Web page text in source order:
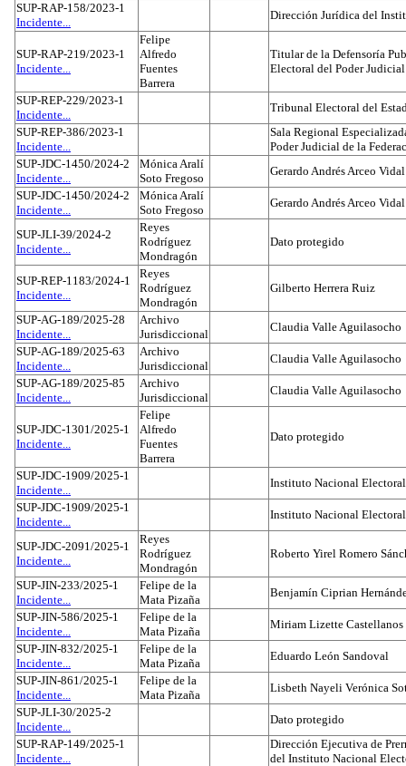
SUP-RAP-158/2023-1
Incidente...
Dirección Jurídica del
SUP-RAP-219/2023-1
Incidente...
Felipe
Alfredo
Fuentes
Barrera
Titular de la Defensoría
Electoral del Poder
SUP-REP-229/2023-1
Incidente...
Tribunal Electoral del
SUP-REP-386/2023-1
Incidente...
Sala Regional
Poder Judicial de la
SUP-JDC-1450/2024-2
Incidente...
Mónica Aralí
Soto Fregoso
Gerardo Andrés Arceo Vidal
SUP-JDC-1450/2024-2
Incidente...
Mónica Aralí
Soto Fregoso
Gerardo Andrés Arceo Vidal
SUP-JLI-39/2024-2
Incidente...
Reyes
Rodríguez
Mondragón
Dato protegido
SUP-REP-1183/2024-1
Incidente...
Reyes
Rodríguez
Mondragón
Gilberto Herrera Ruiz
SUP-AG-189/2025-28
Incidente...
Archivo
Jurisdiccional
Claudia Valle Aguilasocho
SUP-AG-189/2025-63
Incidente...
Archivo
Jurisdiccional
Claudia Valle Aguilasocho
SUP-AG-189/2025-85
Incidente...
Archivo
Jurisdiccional
Claudia Valle Aguilasocho
SUP-JDC-1301/2025-1
Incidente...
Felipe
Alfredo
Fuentes
Barrera
Dato protegido
SUP-JDC-1909/2025-1
Incidente...
Instituto Nacional Electoral
SUP-JDC-1909/2025-1
Incidente...
Instituto Nacional Electoral
SUP-JDC-2091/2025-1
Incidente...
Reyes
Rodríguez
Mondragón
Roberto Yirel Romero
SUP-JIN-233/2025-1
Incidente...
Felipe de la
Mata Pizaña
Benjamín Ciprian
SUP-JIN-586/2025-1
Incidente...
Felipe de la
Mata Pizaña
Miriam Lizette Castellanos
SUP-JIN-832/2025-1
Incidente...
Felipe de la
Mata Pizaña
Eduardo León Sandoval
SUP-JIN-861/2025-1
Incidente...
Felipe de la
Mata Pizaña
Lisbeth Nayeli Verónica
SUP-JLI-30/2025-2
Incidente...
Dato protegido
SUP-RAP-149/2025-1
Incidente...
Dirección Ejecutiva de
del Instituto Nacional